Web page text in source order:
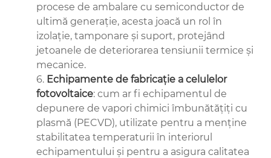
procese de ambalare cu semiconductor de
ultimă generație, acesta joacă un rol în
izolație, tamponare și suport, protejând
jetoanele de deteriorarea tensiunii termice și
mecanice.
6. Echipamente de fabricație a celulelor
fotovoltaice: cum ar fi echipamentul de
depunere de vapori chimici îmbunătățiți cu
plasmă (PECVD), utilizate pentru a menține
stabilitatea temperaturii în interiorul
echipamentului și pentru a asigura calitatea